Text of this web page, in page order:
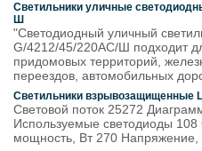
Светильники уличные
Ш
"Светодиодный уличный
G/4212/45/220AC/Ш подходит
придомовых территорий,
переездов, автомобильных
Светильники взрывозащищенные
Световой поток 25272
Используемые светодиоды
мощность, Вт 270